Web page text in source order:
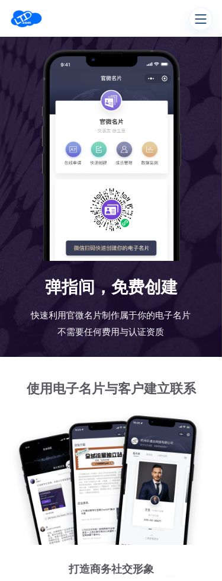
弹指间，免费创建
快速利用官微名片制作属于你的电子名片
不需要任何费用与认证资质
使用电子名片与客户建立联系
打造商务社交形象